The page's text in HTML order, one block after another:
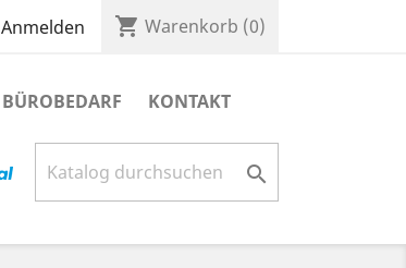
Anmelden shopping_cart Warenkorb (0)
BÜROBEDARF KONTAKT
